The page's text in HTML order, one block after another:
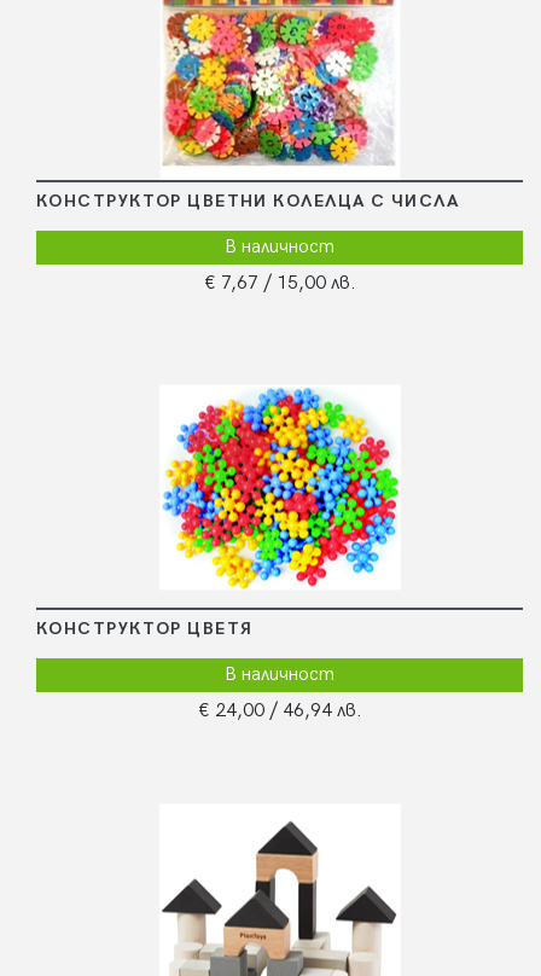
КОНСТРУКТОР ЦВЕТНИ КОЛЕЛЦА С ЧИСЛА
В наличност
€ 7,67 / 15,00 лв.
КОНСТРУКТОР ЦВЕТЯ
В наличност
€ 24,00 / 46,94 лв.